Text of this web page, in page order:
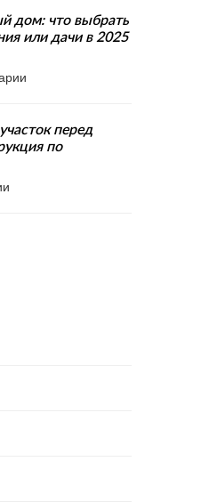
дом: что выбрать
или дачи в 2025
перед
по